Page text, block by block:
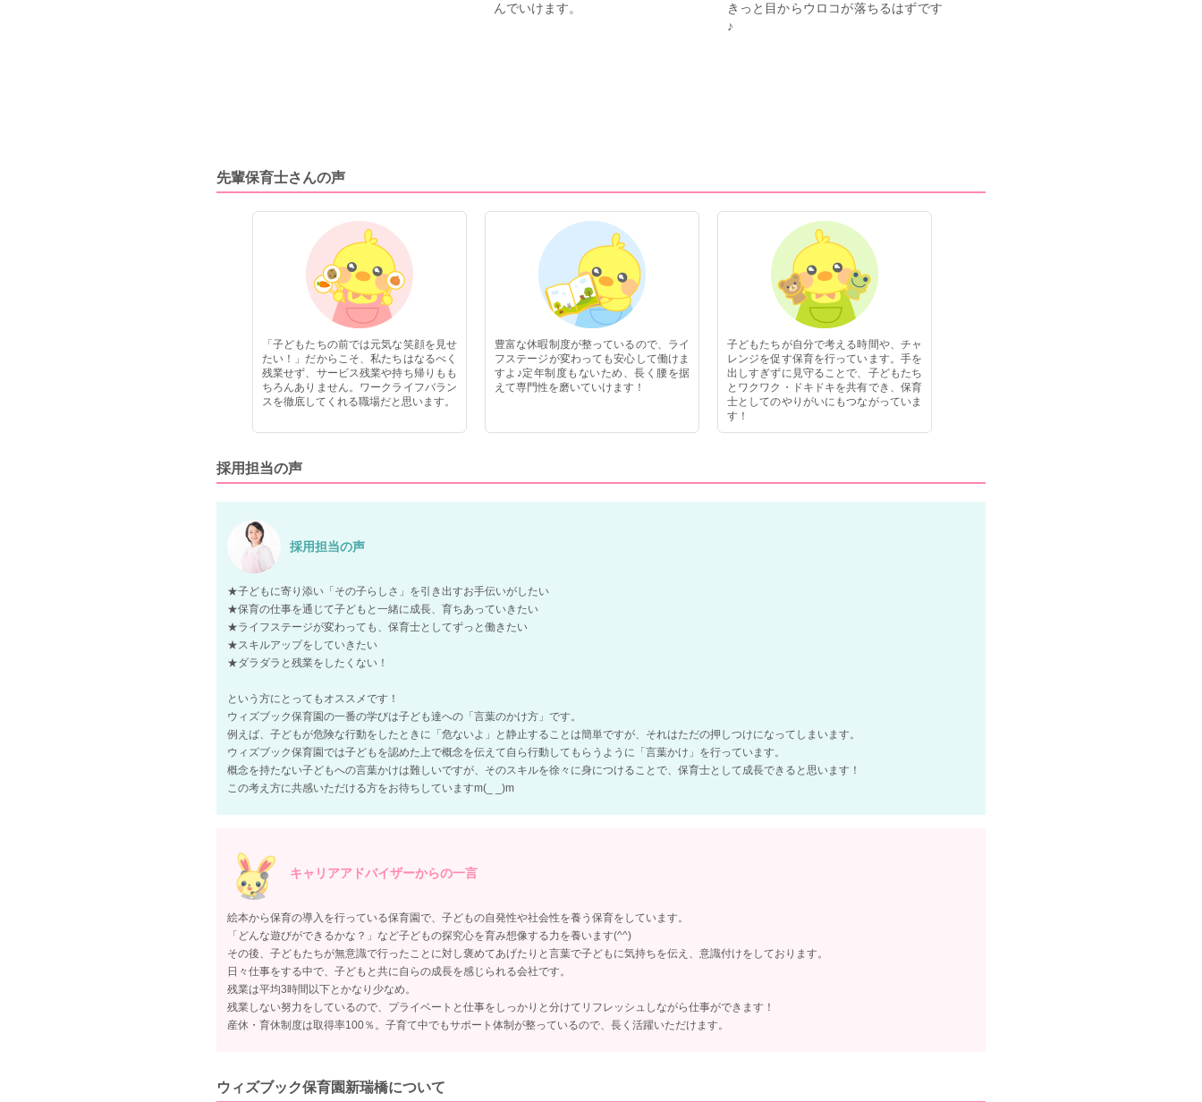
んでいけます。
きっと目からウロコが落ちるはずです
♪
先輩保育士さんの声
「子どもたちの前では元気な笑顔を見せ
たい！」だからこそ、私たちはなるべく
残業せず、サービス残業や持ち帰りもも
ちろんありません。ワークライフバラン
スを徹底してくれる職場だと思います。
豊富な休暇制度が整っているので、ライ
フステージが変わっても安心して働けま
すよ♪定年制度もないため、長く腰を据
えて専門性を磨いていけます！
子どもたちが自分で考える時間や、チャ
レンジを促す保育を行っています。手を
出しすぎずに見守ることで、子どもたち
とワクワク・ドキドキを共有でき、保育
士としてのやりがいにもつながっていま
す！
採用担当の声
採用担当の声
★子どもに寄り添い「その子らしさ」を引き出すお手伝いがしたい
★保育の仕事を通じて子どもと一緒に成長、育ちあっていきたい
★ライフステージが変わっても、保育士としてずっと働きたい
★スキルアップをしていきたい
★ダラダラと残業をしたくない！
という方にとってもオススメです！
ウィズブック保育園の一番の学びは子ども達への「言葉のかけ方」です。
例えば、子どもが危険な行動をしたときに「危ないよ」と静止することは簡単ですが、それはただの押しつけになってしまいます。
ウィズブック保育園では子どもを認めた上で概念を伝えて自ら行動してもらうように「言葉かけ」を行っています。
概念を持たない子どもへの言葉かけは難しいですが、そのスキルを徐々に身につけることで、保育士として成長できると思います！
この考え方に共感いただける方をお待ちしていますm(_ _)m
キャリアアドバイザーからの一言
絵本から保育の導入を行っている保育園で、子どもの自発性や社会性を養う保育をしています。
「どんな遊びができるかな？」など子どもの探究心を育み想像する力を養います(^^)
その後、子どもたちが無意識で行ったことに対し褒めてあげたりと言葉で子どもに気持ちを伝え、意識付けをしております。
日々仕事をする中で、子どもと共に自らの成長を感じられる会社です。
残業は平均3時間以下とかなり少なめ。
残業しない努力をしているので、プライベートと仕事をしっかりと分けてリフレッシュしながら仕事ができます！
産休・育休制度は取得率100％。子育て中でもサポート体制が整っているので、長く活躍いただけます。
ウィズブック保育園新瑞橋について